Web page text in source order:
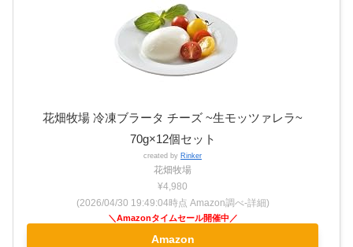
花畑牧場 冷凍ブラータ チーズ ~生モッツァレラ~
70g×12個セット
created by Rinker
花畑牧場
¥4,980
(2026/04/30 19:49:04時点 Amazon調べ-詳細)
Amazon